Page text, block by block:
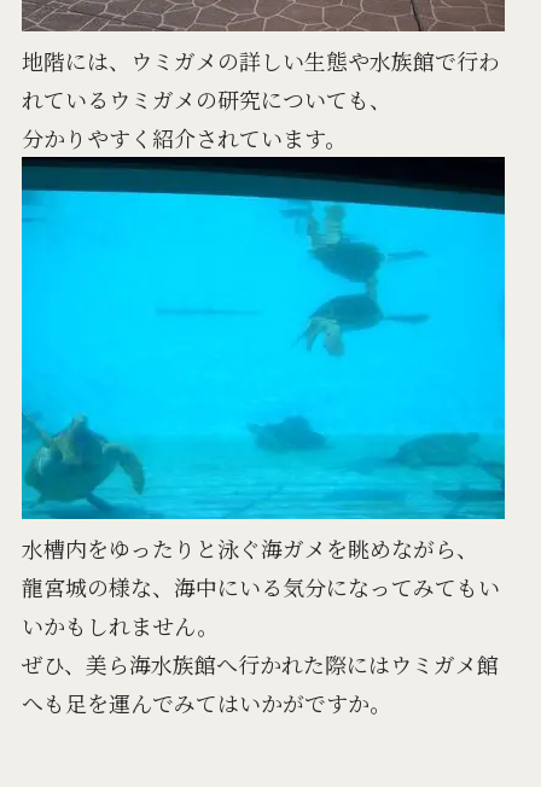
地階には、ウミガメの詳しい生態や水族館で行わ
れているウミガメの研究についても、
分かりやすく紹介されています。
水槽内をゆったりと泳ぐ海ガメを眺めながら、
龍宮城の様な、海中にいる気分になってみてもい
いかもしれません。
ぜひ、美ら海水族館へ行かれた際にはウミガメ館
へも足を運んでみてはいかがですか。